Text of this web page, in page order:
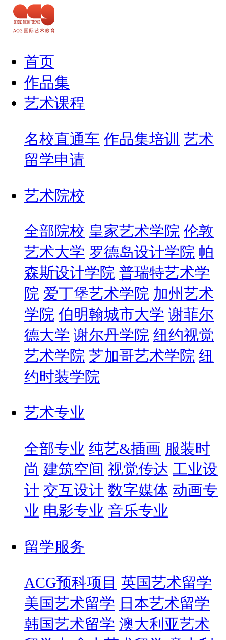
首页
作品集
艺术课程
名校直通车 作品集培训 艺术
留学申请
艺术院校
全部院校 皇家艺术学院 伦敦
艺术大学 罗德岛设计学院 帕
森斯设计学院 普瑞特艺术学
院 爱丁堡艺术学院 加州艺术
学院 伯明翰城市大学 谢菲尔
德大学 谢尔丹学院 纽约视觉
艺术学院 芝加哥艺术学院 纽
约时装学院
艺术专业
全部专业 纯艺&插画 服装时
尚 建筑空间 视觉传达 工业设
计 交互设计 数字媒体 动画专
业 电影专业 音乐专业
留学服务
ACG预科项目 英国艺术留学
美国艺术留学 日本艺术留学
韩国艺术留学 澳大利亚艺术